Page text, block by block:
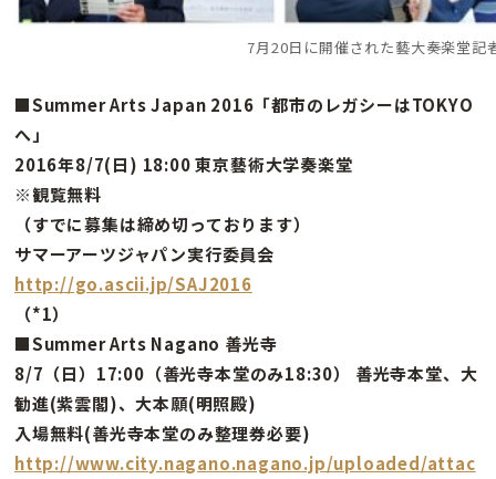
7月20日に開催された藝大奏楽堂記
■Summer Arts Japan 2016「都市のレガシーはTOKYO
へ」
2016年8/7(日) 18:00 東京藝術大学奏楽堂
※観覧無料
（すでに募集は締め切っております）
サマーアーツジャパン実行委員会
http://go.ascii.jp/SAJ2016
（*1）
■Summer Arts Nagano 善光寺
8/7（日）17:00（善光寺本堂のみ18:30） 善光寺本堂、大
勧進(紫雲閣)、大本願(明照殿)
入場無料(善光寺本堂のみ整理券必要)
http://www.city.nagano.nagano.jp/uploaded/attac